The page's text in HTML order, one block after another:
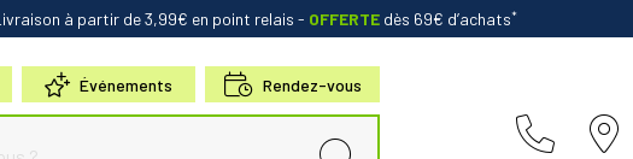
à partir de 3,99€ en point relais - OFFERTE dès 69€ d’achats*
pharmacie en ligne à votre service
Événements Rendez-vous